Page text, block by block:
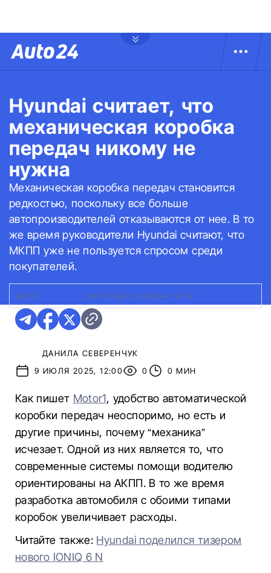
Hyundai считает, что
механическая коробка
передач никому не
нужна
Механическая коробка передач становится
редкостью, поскольку все больше
автопроизводителей отказываются от нее. В то
же время руководители Hyundai считают, что
МКПП уже не пользуется спросом среди
покупателей.
ФОТО: ИНТЕРЬЕР HYUNDAI I30 N
ДАНИЛА СЕВЕРЕНЧУК
9 ИЮЛЯ 2025, 12:00
0 0 МИН
Как пишет Motor1, удобство автоматической
коробки передач неоспоримо, но есть и
другие причины, почему “механика”
исчезает. Одной из них является то, что
современные системы помощи водителю
ориентированы на АКПП. В то же время
разработка автомобиля с обоими типами
коробок увеличивает расходы.
Читайте также: Hyundai поделился тизером
нового IONIQ 6 N